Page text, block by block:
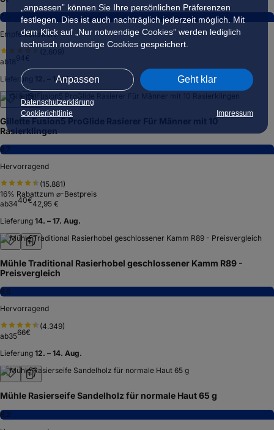
„anpassen” können Sie Ihre persönlichen Präferenzen
festlegen. Dies ist auch nachträglich jederzeit möglich. Mit
dem Klick auf „Nur notwendige Cookies” werden lediglich
technisch notwendige Cookies gespeichert.
Anpassen Geht klar
Datenschutzerklärung
Cookierichtlinie
Impressum
7,9
Empfehlenswert
ab
Lieferung 12. – 14. Aug.
Gillette Fusion5 ProGlide Rasierer Für Männer mit 10
Rasierklingen
8,7
Hervorragend
(15.881)
16% Rabattzum ⌀-Bestpreis
ab3440€42,95 €
Lieferung 14. – 17. Aug.
Mühle Traditional Rasierhobel geschlossener Kamm R89 -
Preisvergleich
8,6
Hervorragend
(4.349)
ab3566€
Lieferung 12. – 14. Aug.
Mühle Rasierseife Sandelholz für normale Haut 65 g
8,2